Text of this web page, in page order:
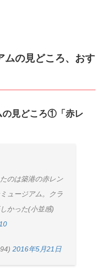
ムの見どころ、おす
の見どころ①「赤レ
のは築港の赤レン
ュージアム。クラ
かった(小並感)
2016年5月21日